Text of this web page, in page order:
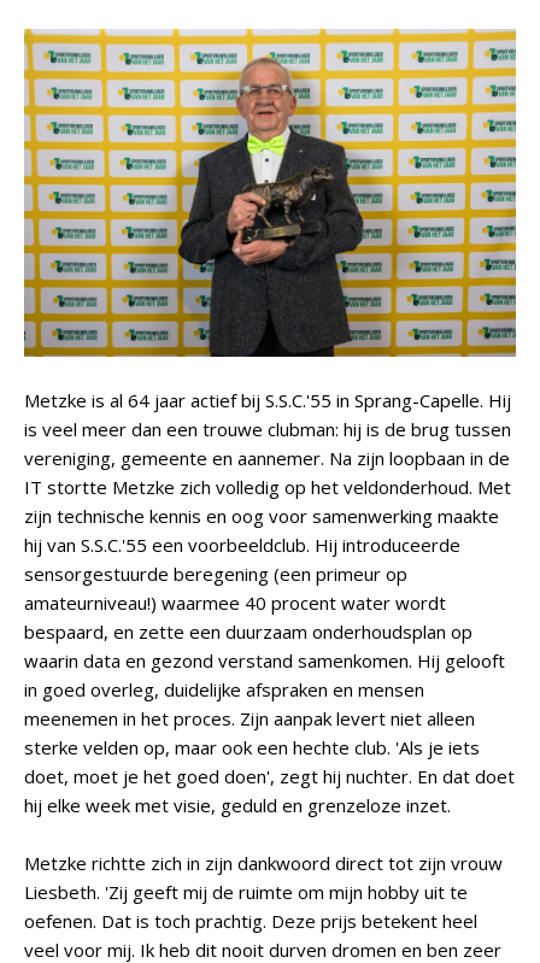
Metzke is al 64 jaar actief bij S.S.C.'55 in Sprang-Capelle. Hij
is veel meer dan een trouwe clubman: hij is de brug tussen
vereniging, gemeente en aannemer. Na zijn loopbaan in de
IT stortte Metzke zich volledig op het veldonderhoud. Met
zijn technische kennis en oog voor samenwerking maakte
hij van S.S.C.'55 een voorbeeldclub. Hij introduceerde
sensorgestuurde beregening (een primeur op
amateurniveau!) waarmee 40 procent water wordt
bespaard, en zette een duurzaam onderhoudsplan op
waarin data en gezond verstand samenkomen. Hij gelooft
in goed overleg, duidelijke afspraken en mensen
meenemen in het proces. Zijn aanpak levert niet alleen
sterke velden op, maar ook een hechte club. 'Als je iets
doet, moet je het goed doen', zegt hij nuchter. En dat doet
hij elke week met visie, geduld en grenzeloze inzet.
Metzke richtte zich in zijn dankwoord direct tot zijn vrouw
Liesbeth. 'Zij geeft mij de ruimte om mijn hobby uit te
oefenen. Dat is toch prachtig. Deze prijs betekent heel
veel voor mij. Ik heb dit nooit durven dromen en ben zeer